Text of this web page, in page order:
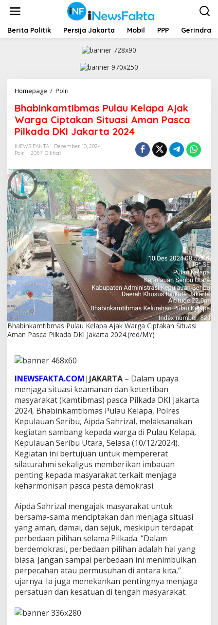
t
Berita Politik Persija Jakarta Mobil PPP Gerindra
Homepage / Polri
a
b
i
n
t
i
b
m
a
s
P
u
l
a
e
l
a
p
a
A
j
a
a
g
a
C
p
t
a
k
n
S
i
t
s
A
m
a
n
P
a
s
c
i
Bhabinkamtibmas Pulau Kelapa Ajak
Warga Ciptakan Situasi Aman Pasca
Pilkada DKI Jakarta 2024
INEWS FAKTA
Desember 10, 2024
Polri
2057 Dilihat
Bhabinkamtibmas Pulau Kelapa Ajak Warga Ciptakan Situasi
Aman Pasca Pilkada DKI Jakarta 2024.(red/MY)
INEWSFAKTA.COM| JAKARTA – Dalam upaya
menjaga situasi keamanan dan ketertiban
masyarakat (kamtibmas) pasca Pilkada DKI Jakarta
2024, Bhabinkamtibmas Pulau Kelapa, Polres
Kepulauan Seribu, Aipda Sahrizal, melaksanakan
kegiatan sambang kepada warga di Pulau Kelapa,
Kepulauan Seribu Utara, Selasa (10/12/2024).
Kegiatan ini bertujuan untuk mempererat
silaturahmi sekaligus memberikan imbauan
penting kepada masyarakat terkait menjaga
keharmonisan pasca pesta demokrasi.
Aipda Sahrizal mengajak masyarakat untuk
bersama-sama menciptakan dan menjaga situasi
yang aman, damai, dan sejuk, meskipun terdapat
perbedaan pilihan selama Pilkada. “Dalam
berdemokrasi, perbedaan pilihan adalah hal yang
biasa. Jangan sampai perbedaan ini menimbulkan
perpecahan atau permusuhan di antara kita,”
ujarnya. Ia juga menekankan pentingnya menjaga
persatuan dan kesatuan di tengah masyarakat.